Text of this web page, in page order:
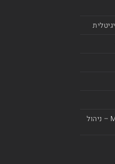
MyBusiness CRM – ניהול